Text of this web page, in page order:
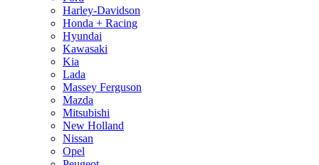
Harley-Davidson
Honda + Racing
Hyundai
Kawasaki
Kia
Lada
Massey Ferguson
Mazda
Mitsubishi
New Holland
Nissan
Opel